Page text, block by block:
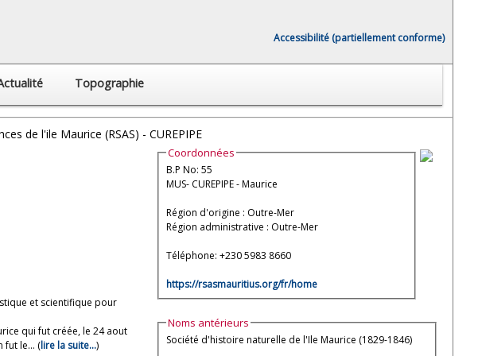
Accessibilité (partiellement conforme)
Topographie
de l'ile Maurice (RSAS) - CUREPIPE
et scientifique pour
qui fut créée, le 24 aout
fut le... (lire la suite...)
Coordonnées
B.P No: 55
MUS- CUREPIPE - Maurice
Région d'origine : Outre-Mer
Région administrative : Outre-Mer
Téléphone: +230 5983 8660
https://rsasmauritius.org/fr/home
Noms antérieurs
Société d'histoire naturelle de l'Ile Maurice (1829-1846)